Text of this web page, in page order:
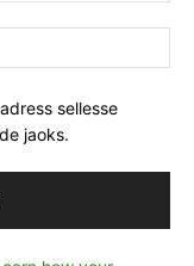
sellesse
jaoks.